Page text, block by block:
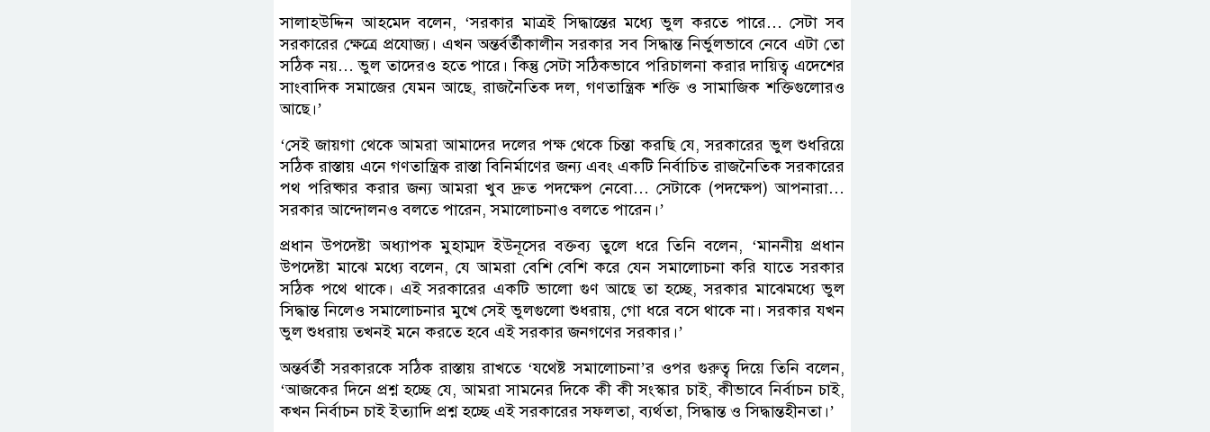
সালাহউদ্দিন আহমেদ বলেন, ‘সরকার মাত্রই সিদ্ধান্তের মধ্যে ভুল করতে পারে… সেটা সব
সরকারের ক্ষেত্রে প্রযোজ্য। এখন অন্তর্বর্তীকালীন সরকার সব সিদ্ধান্ত নির্ভুলভাবে নেবে এটা তো
সঠিক নয়… ভুল তাদেরও হতে পারে। কিন্তু সেটা সঠিকভাবে পরিচালনা করার দায়িত্ব এদেশের
সাংবাদিক সমাজের যেমন আছে, রাজনৈতিক দল, গণতান্ত্রিক শক্তি ও সামাজিক শক্তিগুলোরও
আছে।’
‘সেই জায়গা থেকে আমরা আমাদের দলের পক্ষ থেকে চিন্তা করছি যে, সরকারের ভুল শুধরিয়ে
সঠিক রাস্তায় এনে গণতান্ত্রিক রাস্তা বিনির্মাণের জন্য এবং একটি নির্বাচিত রাজনৈতিক সরকারের
পথ পরিষ্কার করার জন্য আমরা খুব দ্রুত পদক্ষেপ নেবো… সেটাকে (পদক্ষেপ) আপনারা…
সরকার আন্দোলনও বলতে পারেন, সমালোচনাও বলতে পারেন।’
প্রধান উপদেষ্টা অধ্যাপক মুহাম্মদ ইউনূসের বক্তব্য তুলে ধরে তিনি বলেন, ‘মাননীয় প্রধান
উপদেষ্টা মাঝে মধ্যে বলেন, যে আমরা বেশি বেশি করে যেন সমালোচনা করি যাতে সরকার
সঠিক পথে থাকে। এই সরকারের একটি ভালো গুণ আছে তা হচ্ছে, সরকার মাঝেমধ্যে ভুল
সিদ্ধান্ত নিলেও সমালোচনার মুখে সেই ভুলগুলো শুধরায়, গো ধরে বসে থাকে না। সরকার যখন
ভুল শুধরায় তখনই মনে করতে হবে এই সরকার জনগণের সরকার।’
অন্তর্বর্তী সরকারকে সঠিক রাস্তায় রাখতে ‘যথেষ্ট সমালোচনা’র ওপর গুরুত্ব দিয়ে তিনি বলেন,
‘আজকের দিনে প্রশ্ন হচ্ছে যে, আমরা সামনের দিকে কী কী সংস্কার চাই, কীভাবে নির্বাচন চাই,
কখন নির্বাচন চাই ইত্যাদি প্রশ্ন হচ্ছে এই সরকারের সফলতা, ব্যর্থতা, সিদ্ধান্ত ও সিদ্ধান্তহীনতা।’